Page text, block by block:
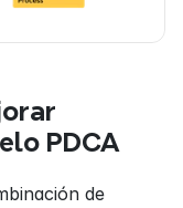
PDCA
de